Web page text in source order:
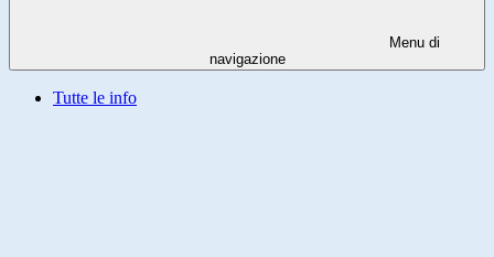
Menu di
navigazione
Tutte le info